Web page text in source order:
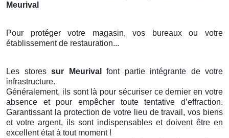
Meurival
Pour protéger votre magasin, vos bureaux ou votre
établissement de restauration...
Les stores sur Meurival font partie intégrante de votre
infrastructure.
Généralement, ils sont là pour sécuriser ce dernier en votre
absence et pour empêcher toute tentative d’effraction.
Garantissant la protection de votre lieu de travail, vos biens
et votre argent, ils sont indispensables et doivent être en
excellent état à tout moment !